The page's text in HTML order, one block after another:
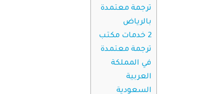
ترجمة معتمدة
بالرياض
2 خدمات مكتب
ترجمة معتمدة
في المملكة
العربية
السعودية